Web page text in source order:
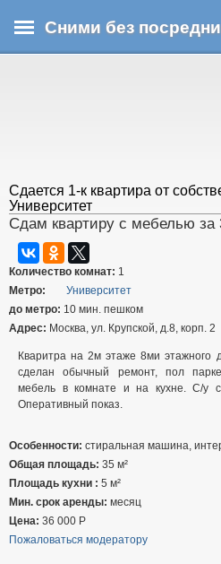
к
основному
Сними без
Сдается 1-к квартира от
Университет
Сдам квартиру с мебелью за
Количество комнат: 1
Метро:
Университет
до метро: 10 мин. пешком
Адрес: Москва, ул. Крупской, д.8, корп. 2
Кваритра на 2м этаже 8ми этажного
сделан обычный ремонт, пол
мебель в комнате и на кухне. С/у
Оперативный показ.
Особенности: стиральная машина,
Общая площадь: 35 м²
Площадь кухни : 5 м²
Мин. срок аренды: месяц
Цена: 36 000 Р
Пожаловаться модератору